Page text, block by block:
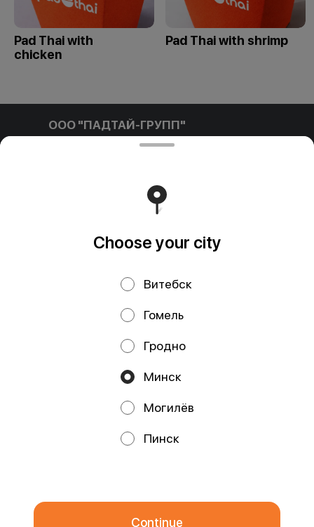
processing of your browser's cookies and the use of analytical
services in accordance with
Pad Thai with
chicken
Pad Thai with shrimp
ООО "ПАДТАЙ-ГРУПП"
ООО "ПАДТАЙ-ГРУПП" УНП 192838954, РБ, Минская
Торговом реестре Республики Беларусь 18.01.2021г.
Foodpicásso
Privacy Policy
Public Offer
Choose your city
Витебск
Гомель
Гродно
Минск
Могилёв
Пинск